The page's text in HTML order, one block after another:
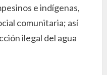
e indígenas,
comunitaria; así
ilegal del agua